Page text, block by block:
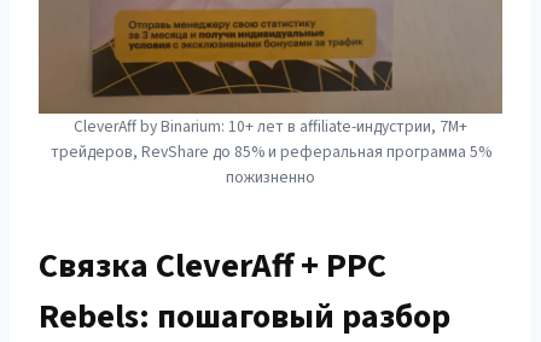
CleverAff by Binarium: 10+ лет в affiliate-индустрии, 7M+
трейдеров, RevShare до 85% и реферальная программа 5%
пожизненно
Связка CleverAff + PPC
Rebels: пошаговый разбор